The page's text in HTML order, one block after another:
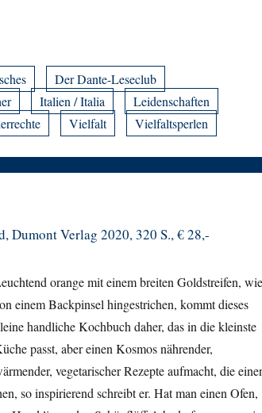
Der Dante-Leseclub
Italien / Italia
Leidenschaften
Vielfalt
Vielfaltsperlen
Dumont Verlag 2020, 320 S., € 28,-
orange mit einem breiten Goldstreifen, wie
einem Backpinsel hingestrichen, kommt dieses
handliche Kochbuch daher, das in die kleinste
passt, aber einen Kosmos nährender,
vegetarischer Rezepte aufmacht, die
so inspirierend schreibt er. Hat man einen Ofen,